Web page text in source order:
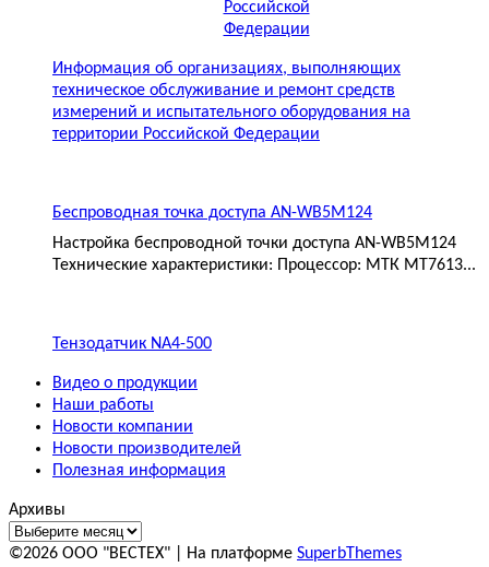
Информация об организациях, выполняющих
техническое обслуживание и ремонт средств
измерений и испытательного оборудования на
территории Российской Федерации
Беспроводная точка доступа AN-WB5M124
Настройка беспроводной точки доступа AN-WB5M124
Технические характеристики: Процессор: МТК MT7613...
Тензодатчик NA4-500
Видео о продукции
Наши работы
Новости компании
Новости производителей
Полезная информация
Архивы
©2026 ООО "ВЕСТЕХ" | На платформе SuperbThemes